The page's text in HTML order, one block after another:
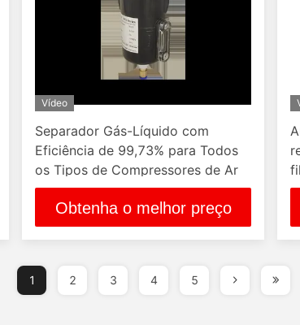
Vídeo
Separador Gás-Líquido com
Eficiência de 99,73% para Todos
os Tipos de Compressores de Ar
Obtenha o melhor preço
1 2 3 4 5